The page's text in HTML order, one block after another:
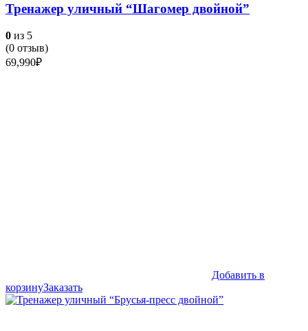
Тренажер уличный “Шагомер двойной”
0 из 5
(0 отзыв)
69,990₽
Добавить в
корзинуЗаказать